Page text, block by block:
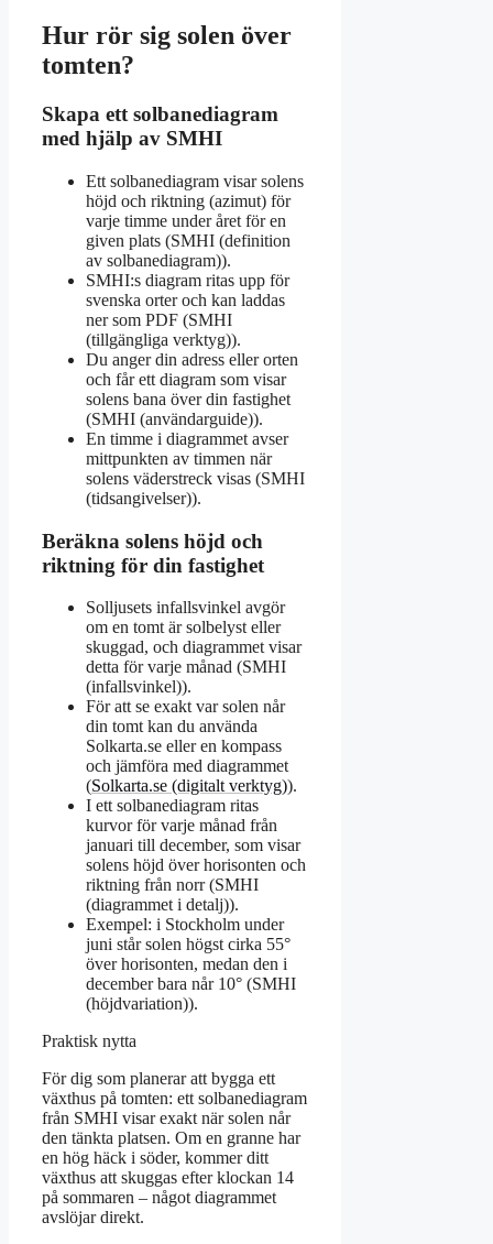
Hur rör sig solen över
tomten?
Skapa ett solbanediagram
med hjälp av SMHI
Ett solbanediagram visar solens
höjd och riktning (azimut) för
varje timme under året för en
given plats (SMHI (definition
av solbanediagram)).
SMHI:s diagram ritas upp för
svenska orter och kan laddas
ner som PDF (SMHI
(tillgängliga verktyg)).
Du anger din adress eller orten
och får ett diagram som visar
solens bana över din fastighet
(SMHI (användarguide)).
En timme i diagrammet avser
mittpunkten av timmen när
solens väderstreck visas (SMHI
(tidsangivelser)).
Beräkna solens höjd och
riktning för din fastighet
Solljusets infallsvinkel avgör
om en tomt är solbelyst eller
skuggad, och diagrammet visar
detta för varje månad (SMHI
(infallsvinkel)).
För att se exakt var solen når
din tomt kan du använda
Solkarta.se eller en kompass
och jämföra med diagrammet
(Solkarta.se (digitalt verktyg)).
I ett solbanediagram ritas
kurvor för varje månad från
januari till december, som visar
solens höjd över horisonten och
riktning från norr (SMHI
(diagrammet i detalj)).
Exempel: i Stockholm under
juni står solen högst cirka 55°
över horisonten, medan den i
december bara når 10° (SMHI
(höjdvariation)).
Praktisk nytta
För dig som planerar att bygga ett
växthus på tomten: ett solbanediagram
från SMHI visar exakt när solen når
den tänkta platsen. Om en granne har
en hög häck i söder, kommer ditt
växthus att skuggas efter klockan 14
på sommaren – något diagrammet
avslöjar direkt.